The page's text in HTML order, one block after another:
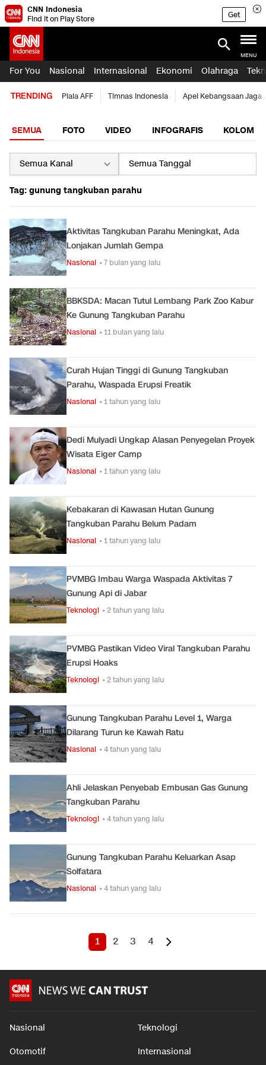
CNN Indonesia
Find it on Play Store
Get
MENU
For You Nasional Internasional Ekonomi Olahraga
TRENDING Piala AFF Timnas Indonesia Apel Kebangsaan Jaga
SEMUA FOTO VIDEO INFOGRAFIS KOLOM
Tag: gunung tangkuban parahu
Aktivitas Tangkuban Parahu Meningkat, Ada
Lonjakan Jumlah Gempa
Nasional • 7 bulan yang lalu
BBKSDA: Macan Tutul Lembang Park Zoo Kabur
Ke Gunung Tangkuban Parahu
Nasional • 11 bulan yang lalu
Curah Hujan Tinggi di Gunung Tangkuban
Parahu, Waspada Erupsi Freatik
Nasional • 1 tahun yang lalu
Dedi Mulyadi Ungkap Alasan Penyegelan Proyek
Wisata Eiger Camp
Nasional • 1 tahun yang lalu
Kebakaran di Kawasan Hutan Gunung
Tangkuban Parahu Belum Padam
Nasional • 1 tahun yang lalu
PVMBG Imbau Warga Waspada Aktivitas 7
Gunung Api di Jabar
Teknologi • 2 tahun yang lalu
PVMBG Pastikan Video Viral Tangkuban Parahu
Erupsi Hoaks
Teknologi • 2 tahun yang lalu
Gunung Tangkuban Parahu Level 1, Warga
Dilarang Turun ke Kawah Ratu
Nasional • 4 tahun yang lalu
Ahli Jelaskan Penyebab Embusan Gas Gunung
Tangkuban Parahu
Teknologi • 4 tahun yang lalu
Gunung Tangkuban Parahu Keluarkan Asap
Solfatara
Nasional • 4 tahun yang lalu
1 2 3 4
Nasional Teknologi
Otomotif Internasional